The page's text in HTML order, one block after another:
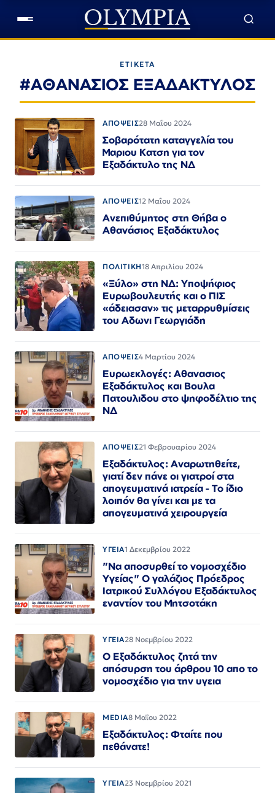
ΕΤΙΚΕΤΑ
#ΑΘΑΝΑΣΙΟΣ ΕΞΑΔΑΚΤΥΛΟΣ
ΑΠΟΨΕΙΣ28 Μαΐου 2024
Σοβαρότατη καταγγελία του
Μαριου Κατση για τον
Εξαδάκτυλο της ΝΔ
ΑΠΟΨΕΙΣ12 Μαΐου 2024
Ανεπιθύμητος στη Θήβα ο
Αθανάσιος Εξαδάκτυλος
ΠΟΛΙΤΙΚΗ18 Απριλίου 2024
«Ξύλο» στη ΝΔ: Υποψήφιος
Ευρωβουλευτής και ο ΠΙΣ
«άδειασαν» τις μεταρρυθμίσεις
του Αδωνι Γεωργιάδη
ΑΠΟΨΕΙΣ4 Μαρτίου 2024
Ευρωεκλογές: Αθανασιος
Εξαδάκτυλος και Βουλα
Πατουλιδου στο ψηφοδέλτιο της
ΝΔ
ΑΠΟΨΕΙΣ21 Φεβρουαρίου 2024
Εξαδάκτυλος: Αναρωτηθείτε,
γιατί δεν πάνε οι γιατροί στα
απογευματινά ιατρεία - Το ίδιο
λοιπόν θα γίνει και με τα
απογευματινά χειρουργεία
ΥΓΕΙΑ1 Δεκεμβρίου 2022
"Να αποσυρθεί το νομοσχέδιο
Υγείας" Ο γαλάζιος Πρόεδρος
Ιατρικού Συλλόγου Εξαδάκτυλος
εναντίον του Μητσοτάκη
ΥΓΕΙΑ28 Νοεμβρίου 2022
Ο Εξαδάκτυλος ζητά την
απόσυρση του άρθρου 10 απο το
νομοσχέδιο για την υγεια
MEDIA8 Μαΐου 2022
Εξαδάκτυλος: Φταίτε που
πεθάνατε!
ΥΓΕΙΑ23 Νοεμβρίου 2021